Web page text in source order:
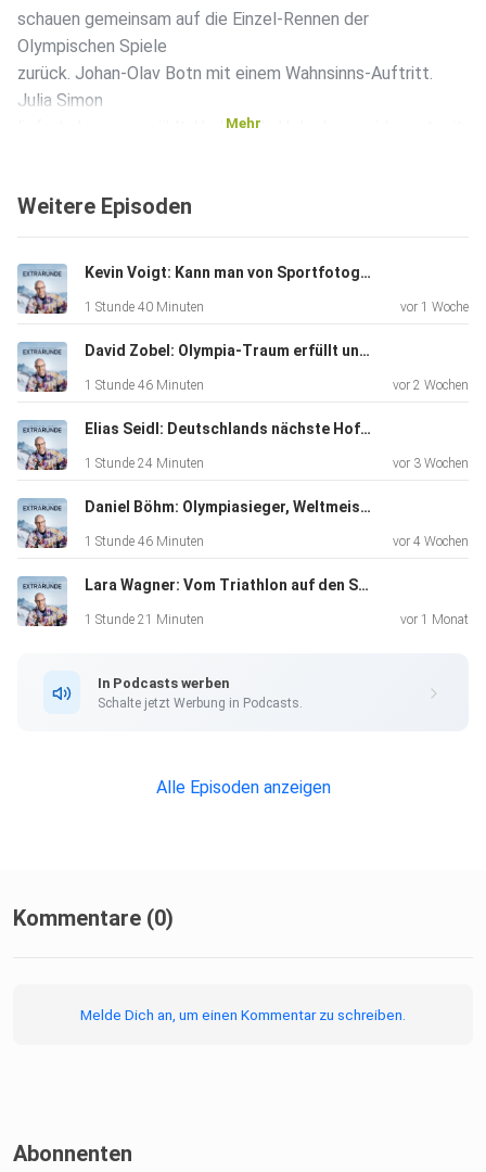
schauen gemeinsam auf die Einzel-Rennen der
Olympischen Spiele
zurück. Johan-Olav Botn mit einem Wahnsinns-Auftritt.
Julia Simon
liefert ab, wenns zählt. Und Sturla Holm Laegreid sorgt mit
Der Norweger gesteht im TV, seine Freundin betrogen zu
haben.
Plötzlich wird Biathlon zur Nebensache und die Story geht
viral
Wir sprechen über alles, was dahinter steckt, wie wir das
einordnen und bleiben natürlich auch beim Sportlichen!
Wer hat wirklich überzeugt? Was sagen die Leistungen
und Verfolgung aus? Und unsere Top-3-Tipps für den
Sprint sowie
nicht reduzierten Produkte im deutschen und schweizer
Mehr
Weitere Episoden
Kevin Voigt: Kann man von Sportfotografie wirklich leben?
1 Stunde 40 Minuten vor 1 Woche
David Zobel: Olympia-Traum erfüllt und am Ende trotzdem aussortiert.
1 Stunde 46 Minuten vor 2 Wochen
Elias Seidl: Deutschlands nächste Hoffnung?
1 Stunde 24 Minuten vor 3 Wochen
Daniel Böhm: Olympiasieger, Weltmeister und das frühe Ende
1 Stunde 46 Minuten vor 4 Wochen
Lara Wagner: Vom Triathlon auf den Sprung zum Weltcup!
1 Stunde 21 Minuten vor 1 Monat
In Podcasts werben
Schalte jetzt Werbung in Podcasts.
Alle Episoden anzeigen
Kommentare (0)
Melde Dich an, um einen Kommentar zu schreiben.
Abonnenten